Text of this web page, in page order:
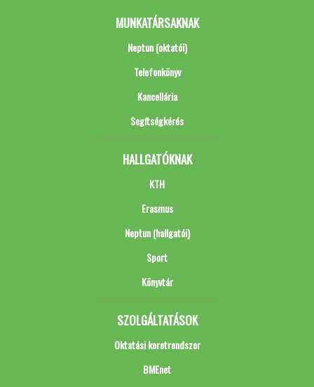
MUNKATÁRSAKNAK
Neptun (oktatói)
Telefonkönyv
Kancellária
Segítségkérés
HALLGATÓKNAK
KTH
Erasmus
Neptun (hallgatói)
Sport
Könyvtár
SZOLGÁLTATÁSOK
Oktatási keretrendszer
BMEnet